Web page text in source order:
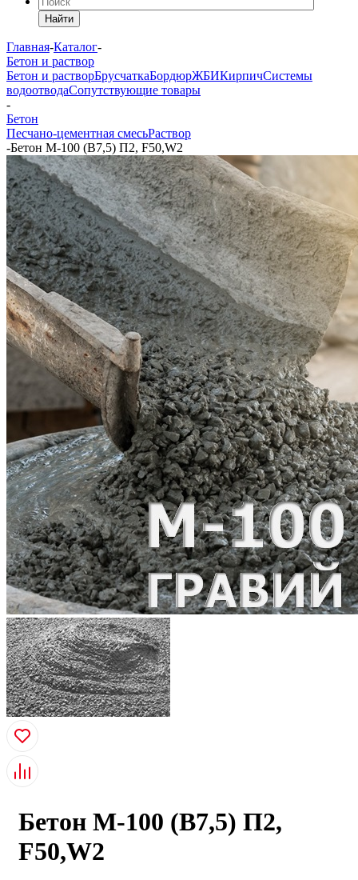
Найти
Главная-Каталог-
Бетон и раствор
Бетон и растворБрусчаткаБордюрЖБИКирпичСистемы
водоотводаСопутствующие товары
-
Бетон
Песчано-цементная смесьРаствор
-Бетон М-100 (B7,5) П2, F50,W2
Бетон М-100 (B7,5) П2,
F50,W2